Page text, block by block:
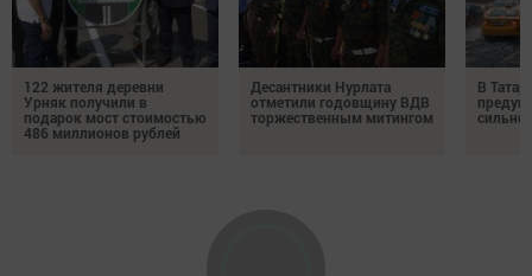
122 жителя деревни
Урняк получили в
подарок мост стоимостью
486 миллионов рублей
Десантники Нурлата
отметили годовщину ВДВ
торжественным митингом
В